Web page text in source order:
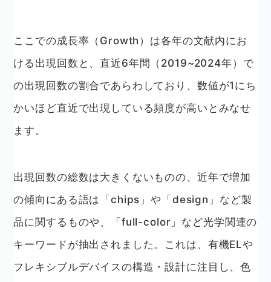
ここでの成長率（Growth）は各年の文献内にお
ける出現回数と、直近6年間（2019~2024年）で
の出現回数の割合であらわしており、数値が1にち
かいほど直近で出現している頻度が高いとみなせ
ます。
出現回数の総数は大きくないものの、近年で増加
の傾向にある語は「chips」や「design」など製
品に関するものや、「full-color」など光学関連の
キーワードが抽出されました。これは、有機ELや
フレキシブルデバイスの構造・設計に注目し、色